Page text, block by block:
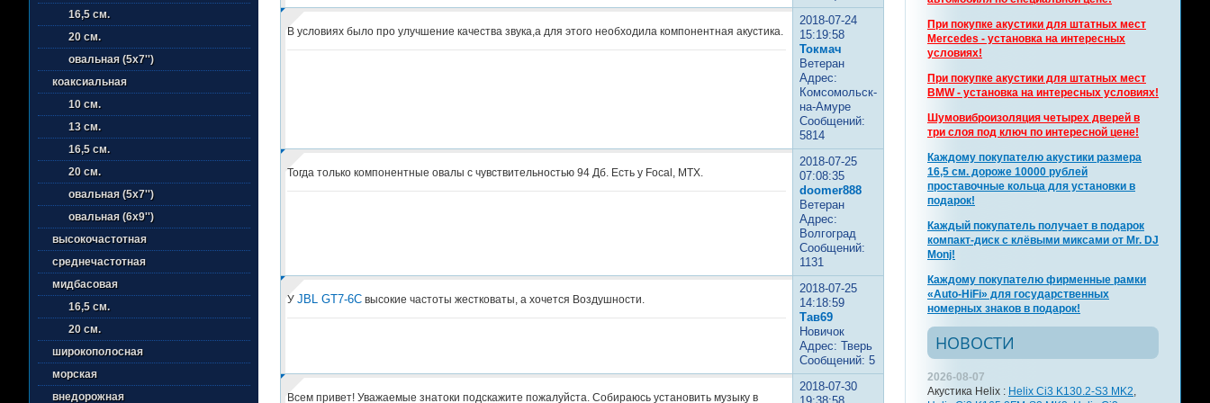
16,5 см.
20 см.
овальная (5х7'')
коаксиальная
10 см.
13 см.
16,5 см.
20 см.
овальная (5х7'')
овальная (6х9'')
высокочастотная
среднечастотная
мидбасовая
16,5 см.
20 см.
широкополосная
морская
внедорожная
В условиях было про улучшение качества звука,а для этого необходила компонентная акустика.
2018-07-24
15:19:58
Токмач
Ветеран
Адрес:
Комсомольск-
на-Амуре
Сообщений:
5814
Тогда только компонентные овалы с чувствительностью 94 Дб. Есть у Focal, MTX.
2018-07-25
07:08:35
doomer888
Ветеран
Адрес:
Волгоград
Сообщений:
1131
У JBL GT7-6Cвысокие частоты жестковаты, а хочется Воздушности.
2018-07-25
14:18:59
Тав69
Новичок
Адрес: Тверь
Сообщений: 5
Всем привет! Уважаемые знатоки подскажите пожалуйста. Собираюсь установить музыку в
2018-07-30
При покупке акустики для штатных мест
Mercedes - установка на интересных
условиях!
При покупке акустики для штатных мест
BMW - установка на интересных условиях!
Шумовиброизоляция четырех дверей в
три слоя под ключ по интересной цене!
Каждому покупателю акустики размера
16,5 см. дороже 10000 рублей
проставочные кольца для установки в
подарок!
Каждый покупатель получает в подарок
компакт-диск с клёвыми миксами от Mr. DJ
Monj!
Каждому покупателю фирменные рамки
«Auto-HiFi» для государственных
номерных знаков в подарок!
НОВОСТИ
2026-08-07
Акустика Helix : Helix Ci3 K130.2-S3 MK2,